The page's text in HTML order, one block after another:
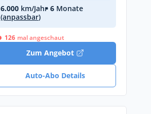
6.000 km/Jahr• 6 Monate
(anpassbar)
126 mal angeschaut
Zum Angebot
Auto-Abo Details